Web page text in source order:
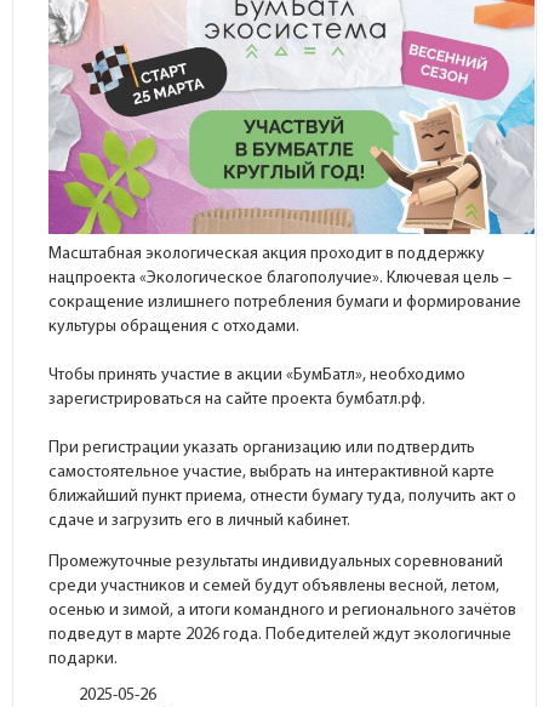
Масштабная экологическая акция проходит в поддержку
нацпроекта «Экологическое благополучие». Ключевая цель –
сокращение излишнего потребления бумаги и формирование
культуры обращения с отходами.
Чтобы принять участие в акции «БумБатл», необходимо
зарегистрироваться на сайте проекта бумбатл.рф.
При регистрации указать организацию или подтвердить
самостоятельное участие, выбрать на интерактивной карте
ближайший пункт приема, отнести бумагу туда, получить акт о
сдаче и загрузить его в личный кабинет.
Промежуточные результаты индивидуальных соревнований
среди участников и семей будут объявлены весной, летом,
осенью и зимой, а итоги командного и регионального зачётов
подведут в марте 2026 года. Победителей ждут экологичные
подарки.
2025-05-26